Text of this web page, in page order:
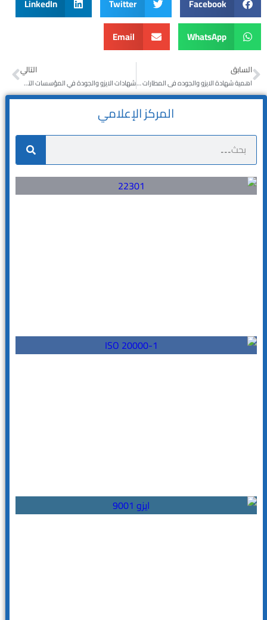
Facebook
Twitter
LinkedIn
WhatsApp
Email
السابق
اهمية شهادة الايزو والجوده فى المطارات والاستراد والتصدير
التالي
شهادات الايزو والجودة في المؤسسات التعليمية
المركز الإعلامي